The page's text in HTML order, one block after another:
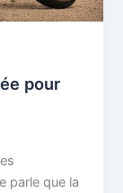
pour
parle que la